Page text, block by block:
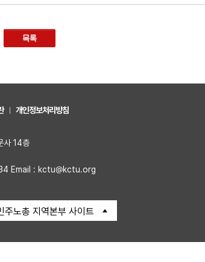
목록
개인정보처리방침
사 14층
Email : kctu@kctu.org
주노총 지역본부 사이트